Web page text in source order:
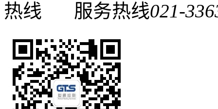
服务热线021-